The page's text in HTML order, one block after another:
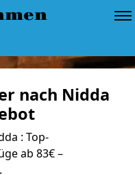
nach Nidda
: Top-
ab 83€ –